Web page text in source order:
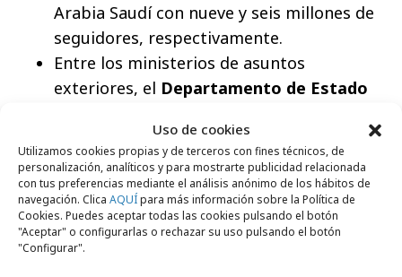
Uso de cookies
Utilizamos cookies propias y de terceros con fines técnicos, de
personalización, analíticos y para mostrarte publicidad relacionada
con tus preferencias mediante el análisis anónimo de los hábitos de
navegación. Clica AQUÍpara más información sobre la Política de
Cookies. Puedes aceptar todas las cookies pulsando el botón
"Aceptar" o configurarlas o rechazar su uso pulsando el botón
"Configurar".
Arabia Saudí con nueve y seis millones de
seguidores, respectivamente.
Entre los ministerios de asuntos
exteriores, el Departamento de Estado
seguido, con 5 millones de seguidores,
por delante del ministerio de asuntos
exteriores de Arabia Saudita (@KSAMOFA
que se ha posicionado en segundo lugar
con más de 2 millones de seguidores.